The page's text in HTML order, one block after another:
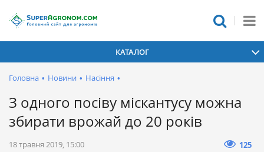
КАТАЛОГ
Головна • Новини • Насіння •
З одного посіву міскантусу можна
збирати врожай до 20 років
18 травня 2019, 15:00 125